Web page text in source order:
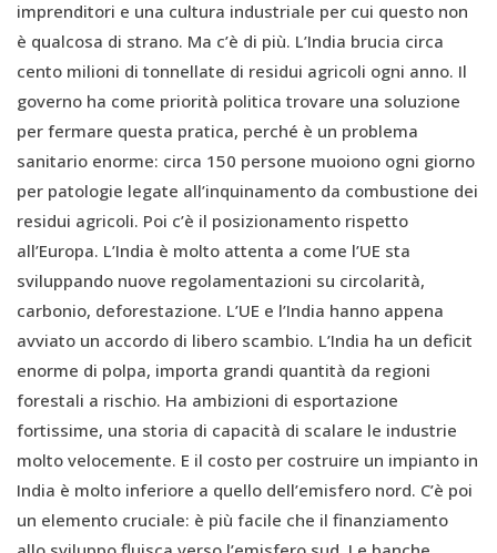
imprenditori e una cultura industriale per cui questo non
è qualcosa di strano. Ma c’è di più. L’India brucia circa
cento milioni di tonnellate di residui agricoli ogni anno. Il
governo ha come priorità politica trovare una soluzione
per fermare questa pratica, perché è un problema
sanitario enorme: circa 150 persone muoiono ogni giorno
per patologie legate all’inquinamento da combustione dei
residui agricoli. Poi c’è il posizionamento rispetto
all’Europa. L’India è molto attenta a come l’UE sta
sviluppando nuove regolamentazioni su circolarità,
carbonio, deforestazione. L’UE e l’India hanno appena
avviato un accordo di libero scambio. L’India ha un deficit
enorme di polpa, importa grandi quantità da regioni
forestali a rischio. Ha ambizioni di esportazione
fortissime, una storia di capacità di scalare le industrie
molto velocemente. E il costo per costruire un impianto in
India è molto inferiore a quello dell’emisfero nord. C’è poi
un elemento cruciale: è più facile che il finanziamento